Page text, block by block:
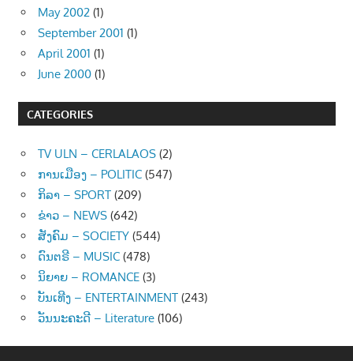
May 2002 (1)
September 2001 (1)
April 2001 (1)
June 2000 (1)
CATEGORIES
TV ULN – CERLALAOS (2)
ການເມືອງ – POLITIC (547)
ກິລາ – SPORT (209)
ຂ່າວ – NEWS (642)
ສັງຄົມ – SOCIETY (544)
ດົນຕຣີ – MUSIC (478)
ນິຍາຍ – ROMANCE (3)
ບັນເທີງ – ENTERTAINMENT (243)
ວັນນະຄະດີ – Literature (106)